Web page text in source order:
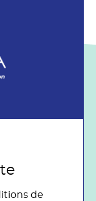
de